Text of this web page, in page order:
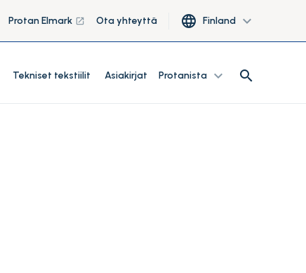
Protan Elmark launch Ota yhteyttä language Finland expand_more
Tekniset tekstiilit Asiakirjat Protanista expand_more search
search